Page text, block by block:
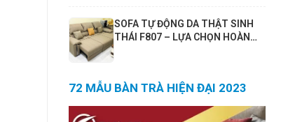
SOFA TỰ ĐỘNG DA THẬT SINH
THÁI F807 – LỰA CHỌN HOÀN
72 MẪU BÀN TRÀ HIỆN ĐẠI 2023